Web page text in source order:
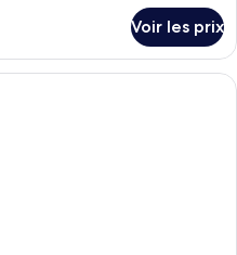
Voir les prix
Une chambre avec un tapis à pois